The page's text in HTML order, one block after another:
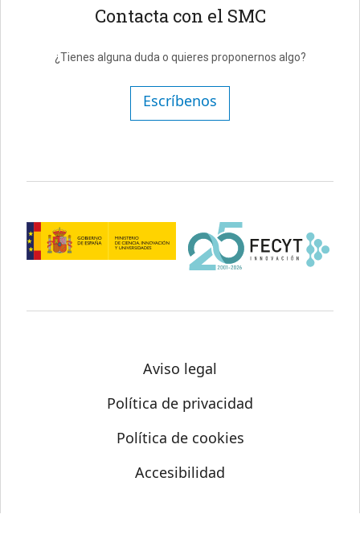
Contacta con el SMC
¿Tienes alguna duda o quieres proponernos algo?
Escríbenos
Aviso legal
Política de privacidad
Política de cookies
Accesibilidad